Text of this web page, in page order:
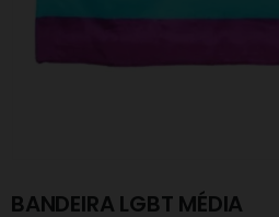
BANDEIRA LGBT MÉDIA